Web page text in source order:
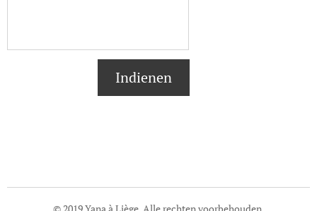
Indienen